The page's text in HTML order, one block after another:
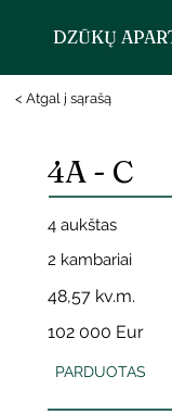
DZŪKŲ
< Atgal į sąrašą
4A - C
4 aukštas
2 kambariai
48,57 kv.m.
102 000 Eur
PARDUOTAS